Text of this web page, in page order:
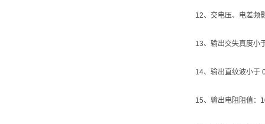
12、交电压、电差频
13、输出交失真度小
14、输出直纹波小于
15、输出电阻阻值